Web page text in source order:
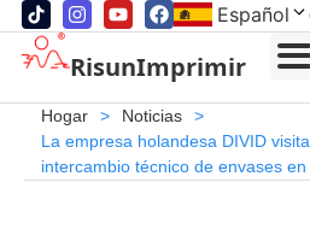
Español
RisunImprimir
Hogar > Noticias
>
La empresa holandesa DIVID
intercambio técnico de envases en